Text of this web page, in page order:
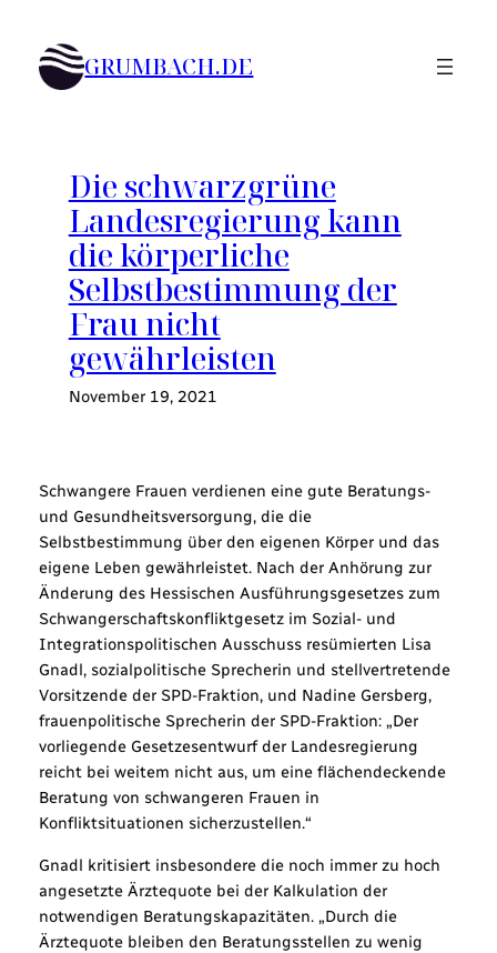
Inhalt
springen GRUMBACH.DE
Die schwarzgrüne
Landesregierung kann
die körperliche
Selbstbestimmung der
Frau nicht
gewährleisten
November 19, 2021
Schwangere Frauen verdienen eine gute Beratungs-
und Gesundheitsversorgung, die die
Selbstbestimmung über den eigenen Körper und das
eigene Leben gewährleistet. Nach der Anhörung zur
Änderung des Hessischen Ausführungsgesetzes zum
Schwangerschaftskonfliktgesetz im Sozial- und
Integrationspolitischen Ausschuss resümierten Lisa
Gnadl, sozialpolitische Sprecherin und stellvertretende
Vorsitzende der SPD-Fraktion, und Nadine Gersberg,
frauenpolitische Sprecherin der SPD-Fraktion: „Der
vorliegende Gesetzesentwurf der Landesregierung
reicht bei weitem nicht aus, um eine flächendeckende
Beratung von schwangeren Frauen in
Konfliktsituationen sicherzustellen.“
Gnadl kritisiert insbesondere die noch immer zu hoch
angesetzte Ärztequote bei der Kalkulation der
notwendigen Beratungskapazitäten. „Durch die
Ärztequote bleiben den Beratungsstellen zu wenig